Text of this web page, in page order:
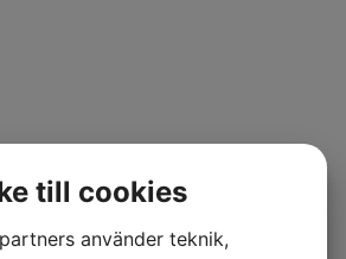
till cookies
använder teknik,